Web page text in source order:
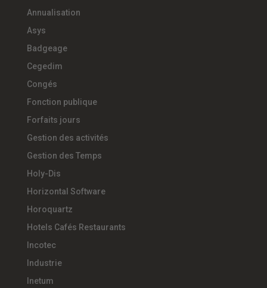
Annualisation
Asys
Badgeage
Cegedim
Congés
Fonction publique
Forfaits jours
Gestion des activités
Gestion des Temps
Holy-Dis
Horizontal Software
Horoquartz
Hotels Cafés Restaurants
Incotec
Industrie
Inetum